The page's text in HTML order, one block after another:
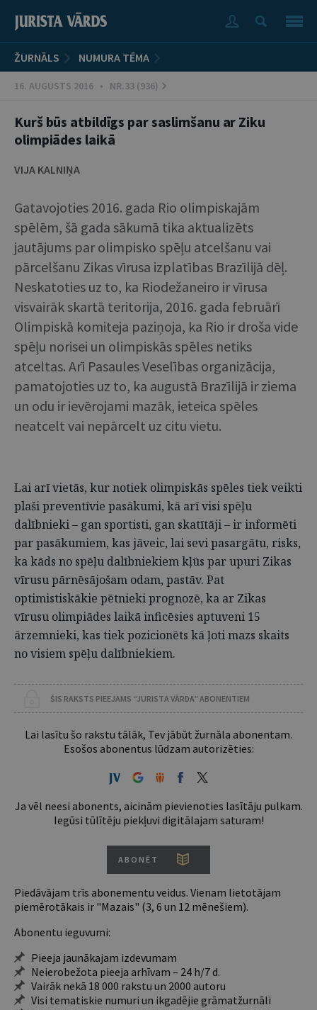
ŽURNĀLS NUMURA TĒMA
16. AUGUSTS 2016 • NR.33 (936)
Kurš būs atbildīgs par saslimšanu ar Ziku
olimpiādes laikā
VIJA KALNIŅA
Gatavojoties 2016. gada Rio olimpiskajām
spēlēm, šā gada sākumā tika aktualizēts
jautājums par olimpisko spēļu atcelšanu vai
pārcelšanu Zikas vīrusa izplatības Brazīlijā dēļ.
Neskatoties uz to, ka Riodežaneiro ir vīrusa
visvairāk skartā teritorija, 2016. gada februārī
Olimpiskā komiteja paziņoja, ka Rio ir droša vide
spēļu norisei un olimpiskās spēles netiks
atceltas. Arī Pasaules Veselības organizācija,
pamatojoties uz to, ka augustā Brazīlijā ir ziema
un odu ir ievērojami mazāk, ieteica spēles
neatcelt vai nepārcelt uz citu vietu.
Lai arī vietās, kur notiek olimpiskās spēles tiek veikti
plaši preventīvie pasākumi, kā arī visi spēļu
dalībnieki – gan sportisti, gan skatītāji – ir informēti
par pasākumiem, kas jāveic, lai sevi pasargātu, risks,
ka kāds no spēļu dalībniekiem kļūs par upuri Zikas
vīrusu pārnēsājošam odam, pastāv. Pat
optimistiskākie pētnieki prognozē, ka ar Zikas
vīrusu olimpiādes laikā inficēsies aptuveni 15
ārzemnieki, kas tiek pozicionēts kā ļoti mazs skaits
no visiem spēļu dalībniekiem.
ŠIS RAKSTS PIEEJAMS “JURISTA VĀRDA” ABONENTIEM
Lai lasītu šo rakstu tālāk, Tev jābūt žurnāla abonentam.
Esošos abonentus lūdzam autorizēties:
Ja vēl neesi abonents, aicinām pievienoties lasītāju pulkam.
Iegūsi tūlītēju piekļuvi digitālajam saturam!
ABONĒT
Piedāvājam trīs abonementu veidus. Vienam lietotājam
piemērotākais ir "Mazais" (3, 6 un 12 mēnešiem).
Abonentu ieguvumi:
Pieeja jaunākajam izdevumam
Neierobežota pieeja arhīvam – 24 h/7 d.
Vairāk nekā 18 000 rakstu un 2000 autoru
Visi tematiskie numuri un ikgadējie grāmatžurnāli